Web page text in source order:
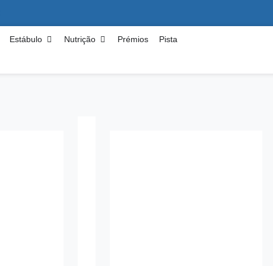
Estábulo Nutrição Prémios Pista